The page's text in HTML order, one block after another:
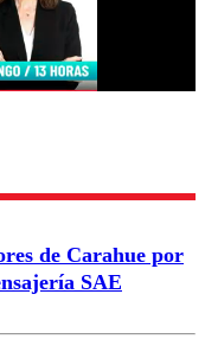
comentario
de Carahue por
SAE